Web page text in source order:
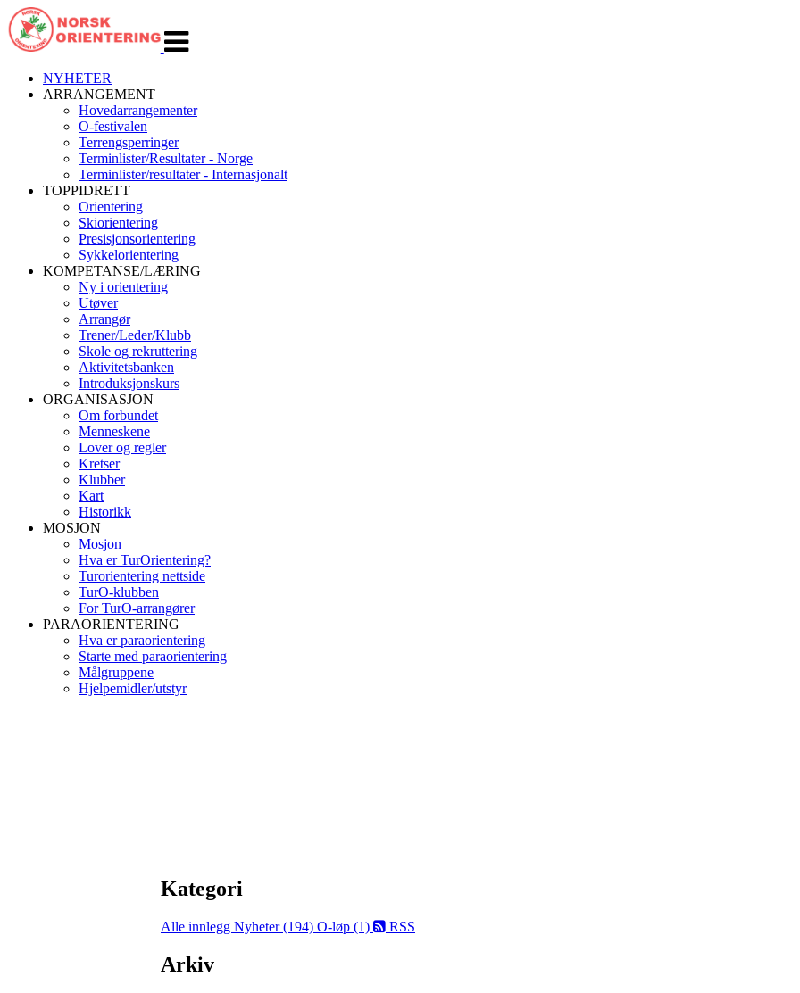
navigasjon
NYHETER
ARRANGEMENT
Hovedarrangementer
O-festivalen
Terrengsperringer
Terminlister/Resultater - Norge
Terminlister/resultater - Internasjonalt
TOPPIDRETT
Orientering
Skiorientering
Presisjonsorientering
Sykkelorientering
KOMPETANSE/LÆRING
Ny i orientering
Utøver
Arrangør
Trener/Leder/Klubb
Skole og rekruttering
Aktivitetsbanken
Introduksjonskurs
ORGANISASJON
Om forbundet
Menneskene
Lover og regler
Kretser
Klubber
Kart
Historikk
MOSJON
Mosjon
Hva er TurOrientering?
Turorientering nettside
TurO-klubben
For TurO-arrangører
PARAORIENTERING
Hva er paraorientering
Starte med paraorientering
Målgruppene
Hjelpemidler/utstyr
Kategori
Alle innlegg Nyheter (194) O-løp (1) RSS
Arkiv